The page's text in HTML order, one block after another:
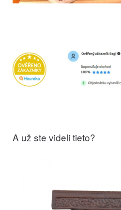
A už ste videli tieto?